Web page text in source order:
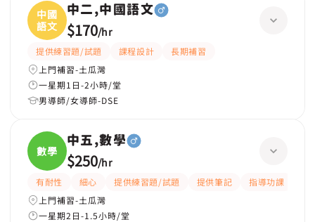
中國
語文
中二,中國語文
$170/hr
提供練習題/試題 課程設計
長期補習
上門補習-土瓜灣
一星期1日-2小時/堂
男導師/女導師-DSE
數學
中五,數學
$250/hr
有耐性 細心 提供練習題/試題 提供筆記 指導功課
上門補習-土瓜灣
一星期2日-1.5小時/堂